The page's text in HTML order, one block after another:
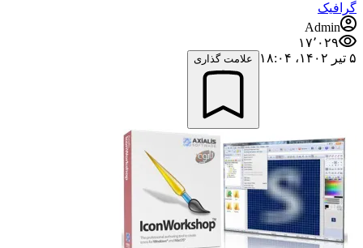
گرافیک
Admin
۱۷٬۰۲۹
۵ تیر ۱۴۰۲،‏ ۱۸:۰۴
علامت گذاری